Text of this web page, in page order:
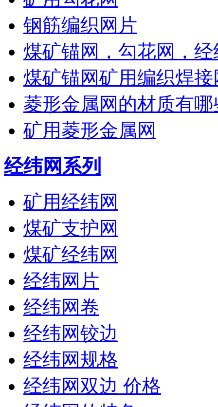
钢筋编织网片
煤矿锚网，勾花网，
煤矿锚网矿用编织焊
菱形金属网的材质有哪
矿用菱形金属网
经纬网系列
矿用经纬网
煤矿支护网
煤矿经纬网
经纬网片
经纬网卷
经纬网铰边
经纬网规格
经纬网双边 价格